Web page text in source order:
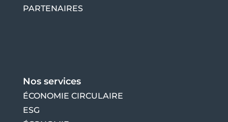
PARTENAIRES
Nos services
ÉCONOMIE CIRCULAIRE
ESG